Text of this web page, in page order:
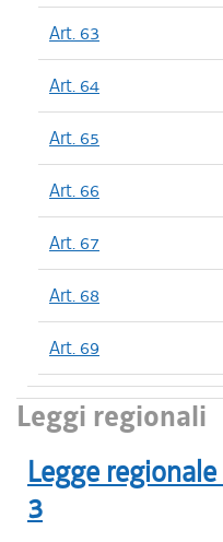
Art. 63
Art. 64
Art. 65
Art. 66
Art. 67
Art. 68
Art. 69
Leggi regionali
Legge regionale
3